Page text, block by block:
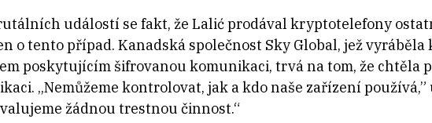
událostí se fakt, že Lalić prodával kryptotelefony
o tento případ. Kanadská společnost Sky Global, jež
poskytujícím šifrovanou komunikaci, trvá na tom, že chtěla
„Nemůžeme kontrolovat, jak a kdo naše zařízení
žádnou trestnou činnost.“